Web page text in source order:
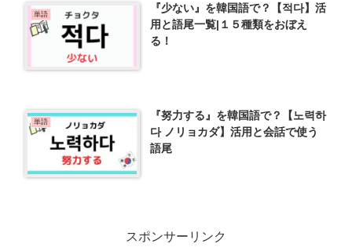
単語
『少ない』を韓国語で？【적다】活
用と語尾一覧|１５種類をおぼえ
る！
単語
『努力する』を韓国語で？【노력하
다 ノリョカダ】活用と会話で使う
語尾
スポンサーリンク